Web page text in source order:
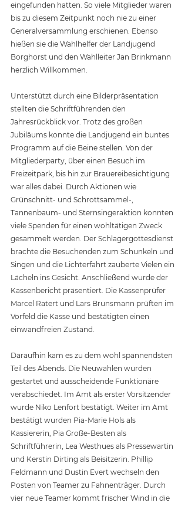
eingefunden hatten. So viele Mitglieder waren
bis zu diesem Zeitpunkt noch nie zu einer
Generalversammlung erschienen. Ebenso
hießen sie die Wahlhelfer der Landjugend
Borghorst und den Wahlleiter Jan Brinkmann
herzlich Willkommen.
Unterstützt durch eine Bilderpräsentation
stellten die Schriftführenden den
Jahresrückblick vor. Trotz des großen
Jubiläums konnte die Landjugend ein buntes
Programm auf die Beine stellen. Von der
Mitgliederparty, über einen Besuch im
Freizeitpark, bis hin zur Brauereibesichtigung
war alles dabei. Durch Aktionen wie
Grünschnitt- und Schrottsammel-,
Tannenbaum- und Sternsingeraktion konnten
viele Spenden für einen wohltätigen Zweck
gesammelt werden. Der Schlagergottesdienst
brachte die Besuchenden zum Schunkeln und
Singen und die Lichterfahrt zauberte Vielen ein
Lächeln ins Gesicht. Anschließend wurde der
Kassenbericht präsentiert. Die Kassenprüfer
Marcel Ratert und Lars Brunsmann prüften im
Vorfeld die Kasse und bestätigten einen
einwandfreien Zustand.
Daraufhin kam es zu dem wohl spannendsten
Teil des Abends. Die Neuwahlen wurden
gestartet und ausscheidende Funktionäre
verabschiedet. Im Amt als erster Vorsitzender
wurde Niko Lenfort bestätigt. Weiter im Amt
bestätigt wurden Pia-Marie Hols als
Kassiererin, Pia Große-Besten als
Schriftführerin, Lea Westhues als Pressewartin
und Kerstin Dirting als Beisitzerin. Phillip
Feldmann und Dustin Evert wechseln den
Posten von Teamer zu Fahnenträger. Durch
vier neue Teamer kommt frischer Wind in die